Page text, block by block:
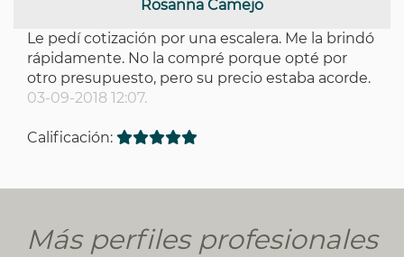
Rosanna Camejo
Le pedí cotización por una escalera. Me la brindó
rápidamente. No la compré porque opté por
otro presupuesto, pero su precio estaba acorde.
03-09-2018 12:07.
Calificación:
Más perfiles profesionales